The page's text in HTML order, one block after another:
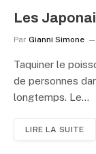
Les
Par Gianni Simone
Taquiner le
de personnes
longtemps. Le…
LIRE LA SUITE